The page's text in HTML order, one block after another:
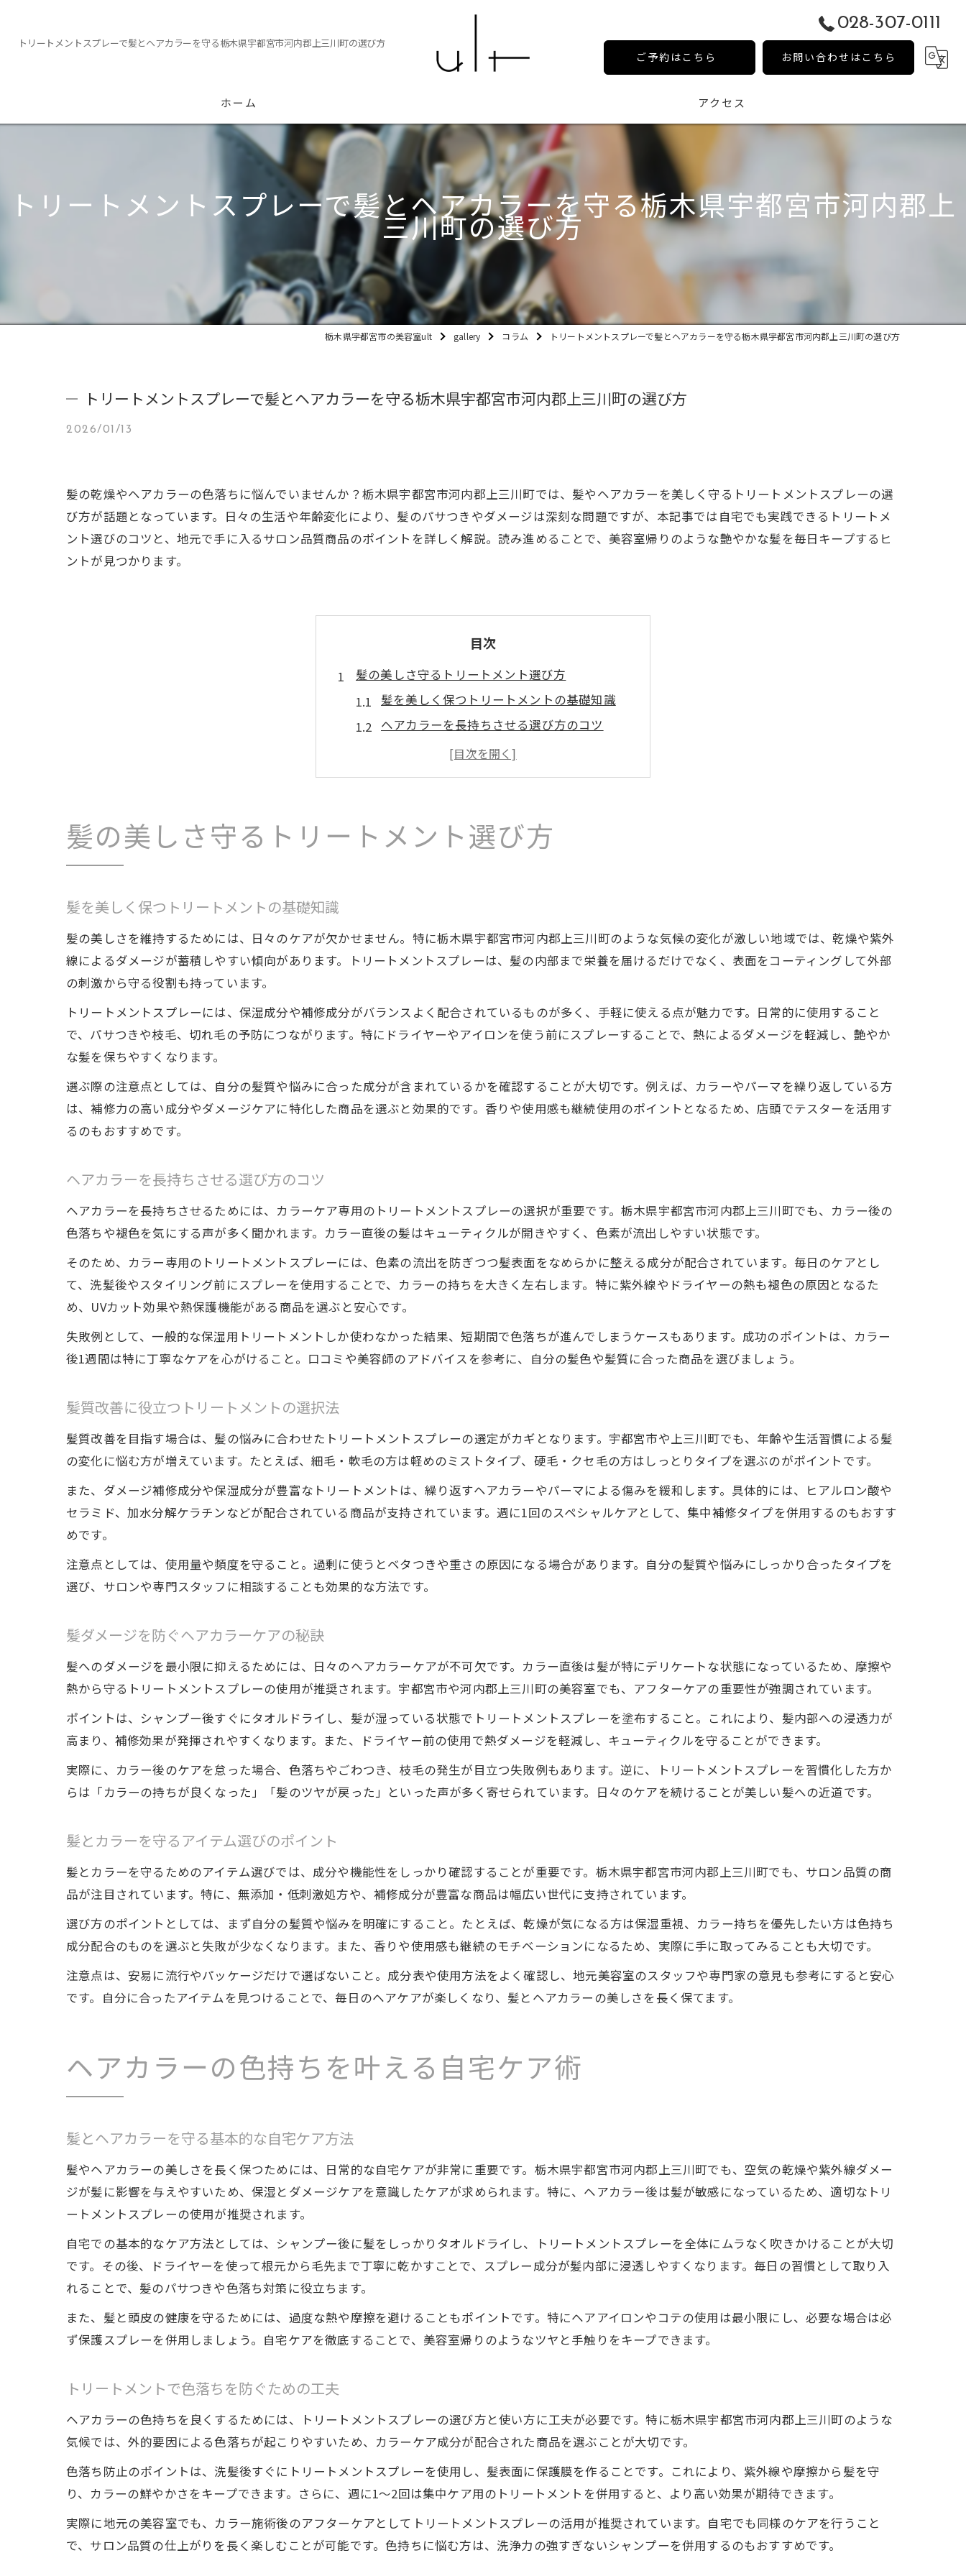
トリートメントスプレーで髪とヘアカラーを守る栃木県宇都宮市河内郡上三川町の選び方
028-307-0111
ご予約はこちら お問い合わせはこちら
ホーム アクセス
トリートメントスプレーで髪とヘアカラーを守る栃木県宇都宮市河内郡上
三川町の選び方
栃木県宇都宮市の美容室ult gallery コラム トリートメントスプレーで髪とヘアカラーを守る栃木県宇都宮市河内郡上三川町の選び方
トリートメントスプレーで髪とヘアカラーを守る栃木県宇都宮市河内郡上三川町の選び方
2026/01/13
髪の乾燥やヘアカラーの色落ちに悩んでいませんか？栃木県宇都宮市河内郡上三川町では、髪やヘアカラーを美しく守るトリートメントスプレーの選
び方が話題となっています。日々の生活や年齢変化により、髪のパサつきやダメージは深刻な問題ですが、本記事では自宅でも実践できるトリートメ
ント選びのコツと、地元で手に入るサロン品質商品のポイントを詳しく解説。読み進めることで、美容室帰りのような艶やかな髪を毎日キープするヒ
ントが見つかります。
目次
髪の美しさ守るトリートメント選び方
髪を美しく保つトリートメントの基礎知識
ヘアカラーを長持ちさせる選び方のコツ
髪質改善に役立つトリートメントの選択法
髪ダメージを防ぐヘアカラーケアの秘訣
ヘアカラーの色持ちを叶える自宅ケア術
髪とヘアカラーを守る基本的な自宅ケア方法
髪ダメージを減らすホームケアのポイント
ヘアカラーを守るためのプロのケア方法
トリートメントで実感する髪の変化と効果
サロンと自宅ケアを組み合わせた美髪法
髪の潤いを引き出すトリートメント活用例
髪ダメージを補修する新しいケアアイテム
トリートメントで叶えるしっとり髪の秘密
理想の髪質へ導くトリートメント活用術
髪質改善に効果的なトリートメントの選び方
ヘアカラーと両立する髪質ケアのポイント
トリートメントで叶える柔らかい髪の作り方
注目のトリートメントが髪を変える理由
髪とヘアカラーに効果的な成分の魅力
ヘアカラーの色持ちが良くなる理由を解説
髪に優しいトリートメントの選び方のコツ
髪の美しさ守るトリートメント選び方
髪を美しく保つトリートメントの基礎知識
髪の美しさを維持するためには、日々のケアが欠かせません。特に栃木県宇都宮市河内郡上三川町のような気候の変化が激しい地域では、乾燥や紫外
線によるダメージが蓄積しやすい傾向があります。トリートメントスプレーは、髪の内部まで栄養を届けるだけでなく、表面をコーティングして外部
の刺激から守る役割も持っています。
トリートメントスプレーには、保湿成分や補修成分がバランスよく配合されているものが多く、手軽に使える点が魅力です。日常的に使用すること
で、パサつきや枝毛、切れ毛の予防につながります。特にドライヤーやアイロンを使う前にスプレーすることで、熱によるダメージを軽減し、艶やか
な髪を保ちやすくなります。
選ぶ際の注意点としては、自分の髪質や悩みに合った成分が含まれているかを確認することが大切です。例えば、カラーやパーマを繰り返している方
は、補修力の高い成分やダメージケアに特化した商品を選ぶと効果的です。香りや使用感も継続使用のポイントとなるため、店頭でテスターを活用す
るのもおすすめです。
ヘアカラーを長持ちさせる選び方のコツ
ヘアカラーを長持ちさせるためには、カラーケア専用のトリートメントスプレーの選択が重要です。栃木県宇都宮市河内郡上三川町でも、カラー後の
色落ちや褪色を気にする声が多く聞かれます。カラー直後の髪はキューティクルが開きやすく、色素が流出しやすい状態です。
そのため、カラー専用のトリートメントスプレーには、色素の流出を防ぎつつ髪表面をなめらかに整える成分が配合されています。毎日のケアとし
て、洗髪後やスタイリング前にスプレーを使用することで、カラーの持ちを大きく左右します。特に紫外線やドライヤーの熱も褪色の原因となるた
め、UVカット効果や熱保護機能がある商品を選ぶと安心です。
失敗例として、一般的な保湿用トリートメントしか使わなかった結果、短期間で色落ちが進んでしまうケースもあります。成功のポイントは、カラー
後1週間は特に丁寧なケアを心がけること。口コミや美容師のアドバイスを参考に、自分の髪色や髪質に合った商品を選びましょう。
髪質改善に役立つトリートメントの選択法
髪質改善を目指す場合は、髪の悩みに合わせたトリートメントスプレーの選定がカギとなります。宇都宮市や上三川町でも、年齢や生活習慣による髪
の変化に悩む方が増えています。たとえば、細毛・軟毛の方は軽めのミストタイプ、硬毛・クセ毛の方はしっとりタイプを選ぶのがポイントです。
また、ダメージ補修成分や保湿成分が豊富なトリートメントは、繰り返すヘアカラーやパーマによる傷みを緩和します。具体的には、ヒアルロン酸や
セラミド、加水分解ケラチンなどが配合されている商品が支持されています。週に1回のスペシャルケアとして、集中補修タイプを併用するのもおすす
めです。
注意点としては、使用量や頻度を守ること。過剰に使うとベタつきや重さの原因になる場合があります。自分の髪質や悩みにしっかり合ったタイプを
選び、サロンや専門スタッフに相談することも効果的な方法です。
髪ダメージを防ぐヘアカラーケアの秘訣
髪へのダメージを最小限に抑えるためには、日々のヘアカラーケアが不可欠です。カラー直後は髪が特にデリケートな状態になっているため、摩擦や
熱から守るトリートメントスプレーの使用が推奨されます。宇都宮市や河内郡上三川町の美容室でも、アフターケアの重要性が強調されています。
ポイントは、シャンプー後すぐにタオルドライし、髪が湿っている状態でトリートメントスプレーを塗布すること。これにより、髪内部への浸透力が
高まり、補修効果が発揮されやすくなります。また、ドライヤー前の使用で熱ダメージを軽減し、キューティクルを守ることができます。
実際に、カラー後のケアを怠った場合、色落ちやごわつき、枝毛の発生が目立つ失敗例もあります。逆に、トリートメントスプレーを習慣化した方か
らは「カラーの持ちが良くなった」「髪のツヤが戻った」といった声が多く寄せられています。日々のケアを続けることが美しい髪への近道です。
髪とカラーを守るアイテム選びのポイント
髪とカラーを守るためのアイテム選びでは、成分や機能性をしっかり確認することが重要です。栃木県宇都宮市河内郡上三川町でも、サロン品質の商
品が注目されています。特に、無添加・低刺激処方や、補修成分が豊富な商品は幅広い世代に支持されています。
選び方のポイントとしては、まず自分の髪質や悩みを明確にすること。たとえば、乾燥が気になる方は保湿重視、カラー持ちを優先したい方は色持ち
成分配合のものを選ぶと失敗が少なくなります。また、香りや使用感も継続のモチベーションになるため、実際に手に取ってみることも大切です。
注意点は、安易に流行やパッケージだけで選ばないこと。成分表や使用方法をよく確認し、地元美容室のスタッフや専門家の意見も参考にすると安心
です。自分に合ったアイテムを見つけることで、毎日のヘアケアが楽しくなり、髪とヘアカラーの美しさを長く保てます。
ヘアカラーの色持ちを叶える自宅ケア術
髪とヘアカラーを守る基本的な自宅ケア方法
髪やヘアカラーの美しさを長く保つためには、日常的な自宅ケアが非常に重要です。栃木県宇都宮市河内郡上三川町でも、空気の乾燥や紫外線ダメー
ジが髪に影響を与えやすいため、保湿とダメージケアを意識したケアが求められます。特に、ヘアカラー後は髪が敏感になっているため、適切なトリ
ートメントスプレーの使用が推奨されます。
自宅での基本的なケア方法としては、シャンプー後に髪をしっかりタオルドライし、トリートメントスプレーを全体にムラなく吹きかけることが大切
です。その後、ドライヤーを使って根元から毛先まで丁寧に乾かすことで、スプレー成分が髪内部に浸透しやすくなります。毎日の習慣として取り入
れることで、髪のパサつきや色落ち対策に役立ちます。
また、髪と頭皮の健康を守るためには、過度な熱や摩擦を避けることもポイントです。特にヘアアイロンやコテの使用は最小限にし、必要な場合は必
ず保護スプレーを併用しましょう。自宅ケアを徹底することで、美容室帰りのようなツヤと手触りをキープできます。
トリートメントで色落ちを防ぐための工夫
ヘアカラーの色持ちを良くするためには、トリートメントスプレーの選び方と使い方に工夫が必要です。特に栃木県宇都宮市河内郡上三川町のような
気候では、外的要因による色落ちが起こりやすいため、カラーケア成分が配合された商品を選ぶことが大切です。
色落ち防止のポイントは、洗髪後すぐにトリートメントスプレーを使用し、髪表面に保護膜を作ることです。これにより、紫外線や摩擦から髪を守
り、カラーの鮮やかさをキープできます。さらに、週に1～2回は集中ケア用のトリートメントを併用すると、より高い効果が期待できます。
実際に地元の美容室でも、カラー施術後のアフターケアとしてトリートメントスプレーの活用が推奨されています。自宅でも同様のケアを行うこと
で、サロン品質の仕上がりを長く楽しむことが可能です。色持ちに悩む方は、洗浄力の強すぎないシャンプーを併用するのもおすすめです。